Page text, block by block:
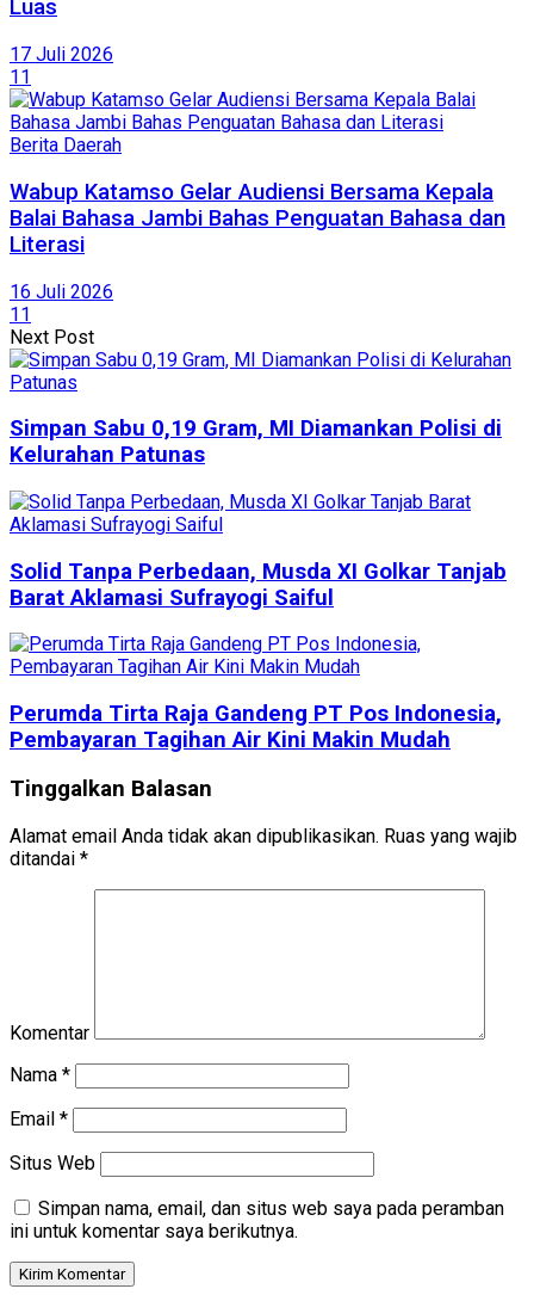
Luas
17 Juli 2026
11
Berita Daerah
Wabup Katamso Gelar Audiensi Bersama Kepala
Balai Bahasa Jambi Bahas Penguatan Bahasa dan
Literasi
16 Juli 2026
11
Next Post
Simpan Sabu 0,19 Gram, MI Diamankan Polisi di
Kelurahan Patunas
Solid Tanpa Perbedaan, Musda XI Golkar Tanjab
Barat Aklamasi Sufrayogi Saiful
Perumda Tirta Raja Gandeng PT Pos Indonesia,
Pembayaran Tagihan Air Kini Makin Mudah
Tinggalkan Balasan
Alamat email Anda tidak akan dipublikasikan. Ruas yang wajib
ditandai *
Komentar
Nama *
Email *
Situs Web
Simpan nama, email, dan situs web saya pada peramban
ini untuk komentar saya berikutnya.